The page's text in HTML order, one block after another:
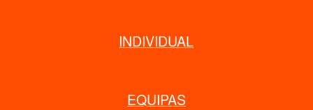
INDIVIDUAL
EQUIPAS